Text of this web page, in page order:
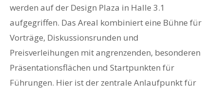
werden auf der Design Plaza in Halle 3.1
aufgegriffen. Das Areal kombiniert eine Bühne für
Vorträge, Diskussionsrunden und
Preisverleihungen mit angrenzenden, besonderen
Präsentationsflächen und Startpunkten für
Führungen. Hier ist der zentrale Anlaufpunkt für